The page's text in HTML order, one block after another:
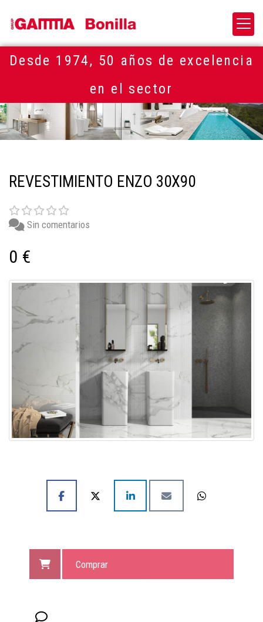
Desde 1974, 50 años de excelencia
en el sector
REVESTIMIENTO ENZO 30X90
Sin comentarios
0 €
Comprar